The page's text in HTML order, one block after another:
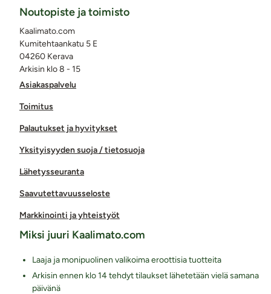
Asiakaspalvelu
Toimitus
Palautukset ja hyvitykset
Yksityisyyden suoja / tietosuoja
Lähetysseuranta
Saavutettavuusseloste
Markkinointi ja yhteistyöt
Noutopiste ja toimisto
Kaalimato.com
Kumitehtaankatu 5 E
04260 Kerava
Arkisin klo 8 - 15
Miksi juuri Kaalimato.com
Laaja ja monipuolinen valikoima eroottisia tuotteita
Arkisin ennen klo 14 tehdyt tilaukset lähetetään vielä samana
päivänä